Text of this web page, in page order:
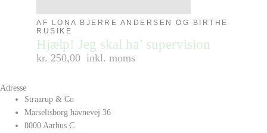
AF LONA BJERRE ANDERSEN OG BIRTHE
RUSIKE
Hjælp! Jeg skal ha’ supervision
kr. 250,00 inkl. moms
Adresse
Straarup & Co
Marselisborg havnevej 36
8000 Aarhus C